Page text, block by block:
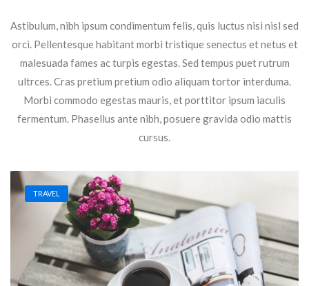
Astibulum, nibh ipsum condimentum felis, quis luctus nisi nisl sed
orci. Pellentesque habitant morbi tristique senectus et netus et
malesuada fames ac turpis egestas. Sed tempus puet rutrum
ultrces. Cras pretium pretium odio aliquam tortor interduma.
Morbi commodo egestas mauris, et porttitor ipsum iaculis
fermentum. Phasellus ante nibh, posuere gravida odio mattis
cursus.
TRAVEL